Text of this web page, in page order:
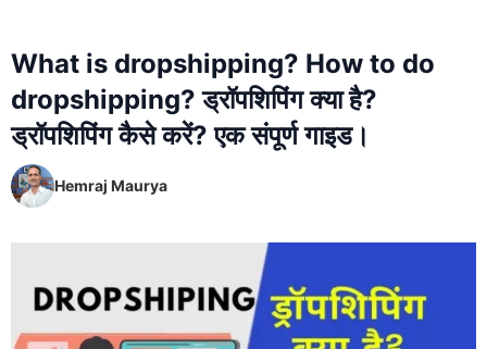
What is dropshipping? How to do
dropshipping? ड्रॉपशिपिंग क्या है?
ड्रॉपशिपिंग कैसे करें? एक संपूर्ण गाइड।
Hemraj Maurya